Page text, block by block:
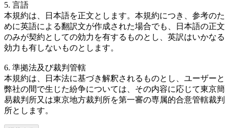
5. 言語
本規約は、日本語を正文とします。本規約につき、参考のた
めに英語による翻訳文が作成された場合でも、日本語の正文
のみが契約としての効力を有するものとし、英訳はいかなる
効力も有しないものとします。
6. 準拠法及び裁判管轄
本規約は、日本法に基づき解釈されるものとし、ユーザーと
弊社の間で生じた紛争については、その内容に応じて東京簡
易裁判所又は東京地方裁判所を第一審の専属的合意管轄裁判
所とします。